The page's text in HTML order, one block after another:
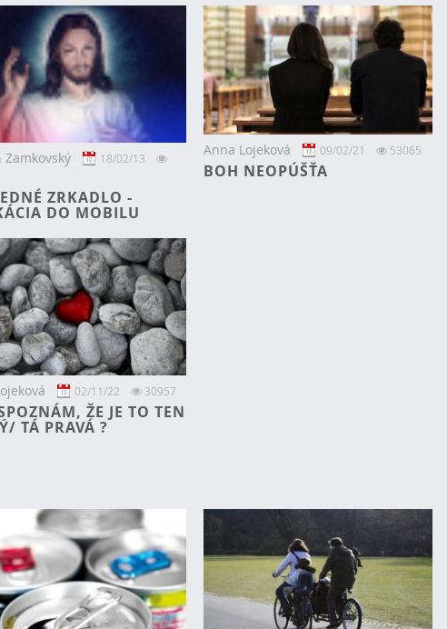
18/02/13
ZRKADLO -
DO MOBILU
Anna Lojeková 09/02/21 53065
BOH NEOPÚŠŤA
02/11/22 30957
ŽE JE TO TEN
TÁ PRAVÁ ?